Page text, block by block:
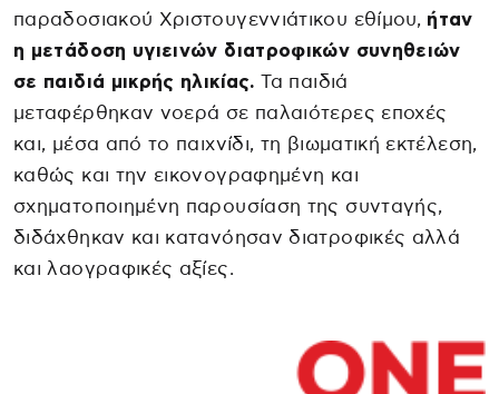
παραδοσιακού Χριστουγεννιάτικου εθίμου, ήταν
η μετάδοση υγιεινών διατροφικών συνηθειών
σε παιδιά μικρής ηλικίας. Τα παιδιά
μεταφέρθηκαν νοερά σε παλαιότερες εποχές
και, μέσα από το παιχνίδι, τη βιωματική εκτέλεση,
καθώς και την εικονογραφημένη και
σχηματοποιημένη παρουσίαση της συνταγής,
διδάχθηκαν και κατανόησαν διατροφικές αλλά
και λαογραφικές αξίες.